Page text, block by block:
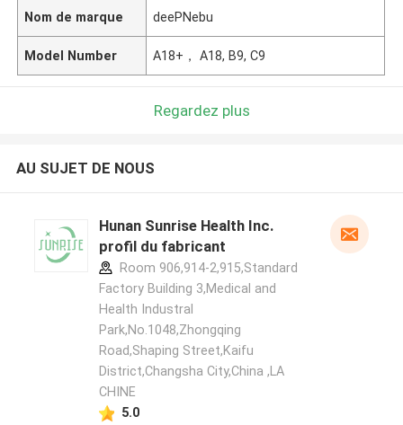
Nom de marque deePNebu
Model Number A18+， A18, B9, C9
Regardez plus
AU SUJET DE NOUS
Hunan Sunrise Health Inc.
profil du fabricant
Room 906,914-2,915,Standard
Factory Building 3,Medical and
Health Industral
Park,No.1048,Zhongqing
Road,Shaping Street,Kaifu
District,Changsha City,China ,LA
CHINE
5.0